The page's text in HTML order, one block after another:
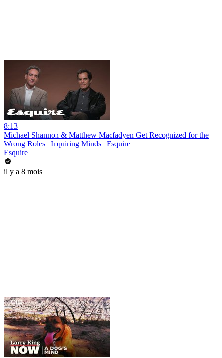
8:13
Michael Shannon & Matthew Macfadyen Get Recognized for the
Wrong Roles | Inquiring Minds | Esquire
Esquire
il y a 8 mois